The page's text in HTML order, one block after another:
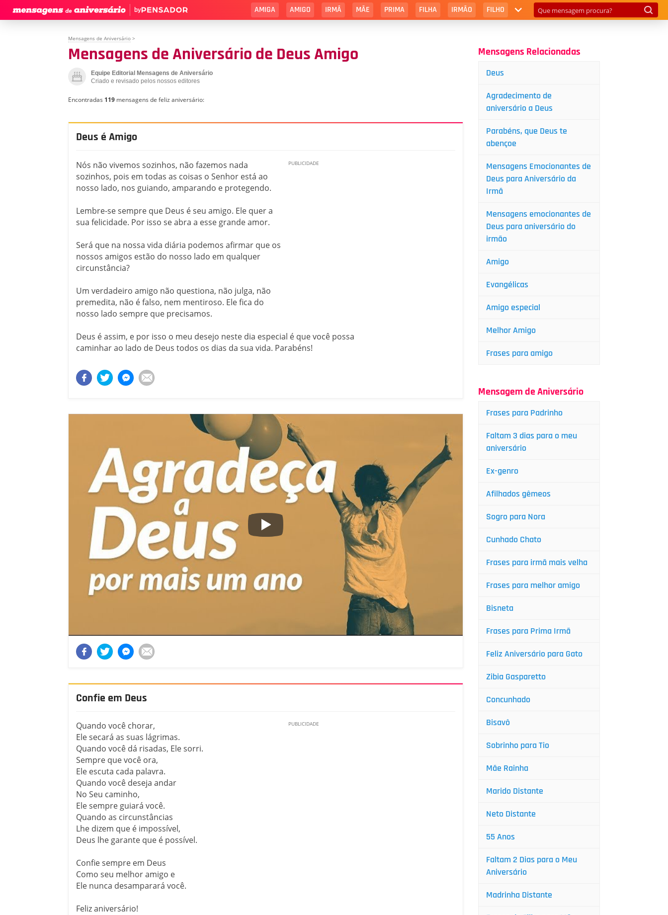
by AMIGA AMIGO IRMÃ MÃE PRIMA FILHA IRMÃO FILHO
Mensagens de Aniversário >
Mensagens de Aniversário de Deus Amigo
Equipe Editorial Mensagens de Aniversário
Criado e revisado pelos nossos editores
Encontradas 119 mensagens de feliz aniversário:
Deus é Amigo
Nós não vivemos sozinhos, não fazemos nada
sozinhos, pois em todas as coisas o Senhor está ao
nosso lado, nos guiando, amparando e protegendo.
Lembre-se sempre que Deus é seu amigo. Ele quer a
sua felicidade. Por isso se abra a esse grande amor.
Será que na nossa vida diária podemos afirmar que os
nossos amigos estão do nosso lado em qualquer
circunstância?
Um verdadeiro amigo não questiona, não julga, não
premedita, não é falso, nem mentiroso. Ele fica do
nosso lado sempre que precisamos.
Deus é assim, e por isso o meu desejo neste dia especial é que você possa
caminhar ao lado de Deus todos os dias da sua vida. Parabéns!
Confie em Deus
Quando você chorar,
Ele secará as suas lágrimas.
Quando você dá risadas, Ele sorri.
Sempre que você ora,
Ele escuta cada palavra.
Quando você deseja andar
No Seu caminho,
Ele sempre guiará você.
Quando as circunstâncias
Lhe dizem que é impossível,
Deus lhe garante que é possível.
Confie sempre em Deus
Como seu melhor amigo e
Ele nunca desamparará você.
Feliz aniversário!
Mensagens Relacionadas
Deus
Agradecimento de
aniversário a Deus
Parabéns, que Deus te
abençoe
Mensagens Emocionantes de
Deus para Aniversário da
Irmã
Mensagens emocionantes de
Deus para aniversário do
irmão
Amigo
Evangélicas
Amigo especial
Melhor Amigo
Frases para amigo
Mensagem de Aniversário
Frases para Padrinho
Faltam 3 dias para o meu
aniversário
Ex-genro
Afilhados gêmeos
Sogro para Nora
Cunhado Chato
Frases para irmã mais velha
Frases para melhor amigo
Bisneta
Frases para Prima Irmã
Feliz Aniversário para Gato
Zibia Gasparetto
Concunhado
Bisavô
Sobrinho para Tio
Mãe Rainha
Marido Distante
Neto Distante
55 Anos
Faltam 2 Dias para o Meu
Aniversário
Madrinha Distante